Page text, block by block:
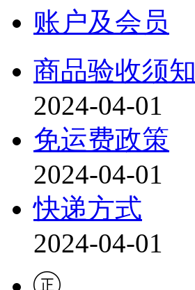
账户及会员
商品验收须知
2024-04-01
免运费政策
2024-04-01
快递方式
2024-04-01